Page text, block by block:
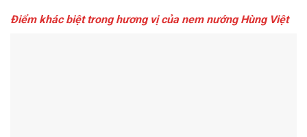
Điểm khác biệt trong hương vị của nem nướng Hùng Việt